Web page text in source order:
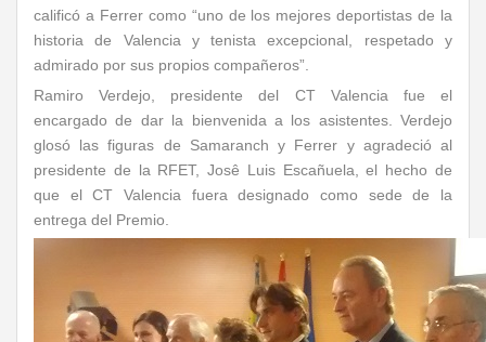
calificó a Ferrer como “uno de los mejores deportistas de la
historia de Valencia y tenista excepcional, respetado y
admirado por sus propios compañeros”.
Ramiro Verdejo, presidente del CT Valencia fue el
encargado de dar la bienvenida a los asistentes. Verdejo
glosó las figuras de Samaranch y Ferrer y agradeció al
presidente de la RFET, Josê Luis Escañuela, el hecho de
que el CT Valencia fuera designado como sede de la
entrega del Premio.